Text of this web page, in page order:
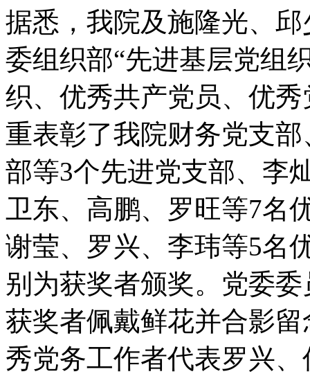
据悉，我院及施隆光、
委组织部“先进基层党组
织、优秀共产党员、优
重表彰了我院财务党支
部等3个先进党支部、李
卫东、高鹏、罗旺等7名
谢莹、罗兴、李玮等5名
别为获奖者颁奖。党委
获奖者佩戴鲜花并合影
秀党务工作者代表罗兴